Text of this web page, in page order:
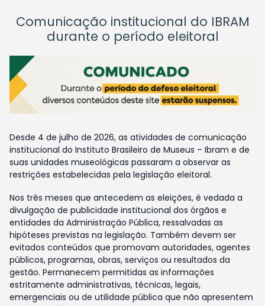
Comunicação institucional do IBRAM
durante o período eleitoral
Desde 4 de julho de 2026, as atividades de comunicação
institucional do Instituto Brasileiro de Museus – Ibram e de
suas unidades museológicas passaram a observar as
restrições estabelecidas pela legislação eleitoral.
Nos três meses que antecedem as eleições, é vedada a
divulgação de publicidade institucional dos órgãos e
entidades da Administração Pública, ressalvadas as
hipóteses previstas na legislação. Também devem ser
evitados conteúdos que promovam autoridades, agentes
públicos, programas, obras, serviços ou resultados da
gestão. Permanecem permitidas as informações
estritamente administrativas, técnicas, legais,
emergenciais ou de utilidade pública que não apresentem